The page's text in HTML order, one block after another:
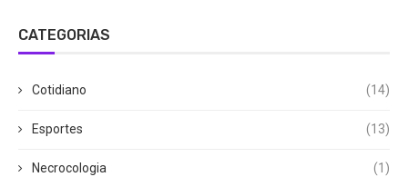
CATEGORIAS
Cotidiano (14)
Esportes (13)
Necrocologia (1)